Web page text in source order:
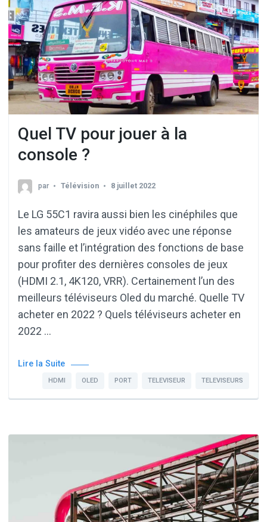
Quel TV pour jouer à la
console ?
par Télévision 8 juillet 2022
Le LG 55C1 ravira aussi bien les cinéphiles que
les amateurs de jeux vidéo avec une réponse
sans faille et l’intégration des fonctions de base
pour profiter des dernières consoles de jeux
(HDMI 2.1, 4K120, VRR). Certainement l’un des
meilleurs téléviseurs Oled du marché. Quelle TV
acheter en 2022 ? Quels téléviseurs acheter en
2022 …
Lire la Suite
HDMI OLED PORT TELEVISEUR TELEVISEURS